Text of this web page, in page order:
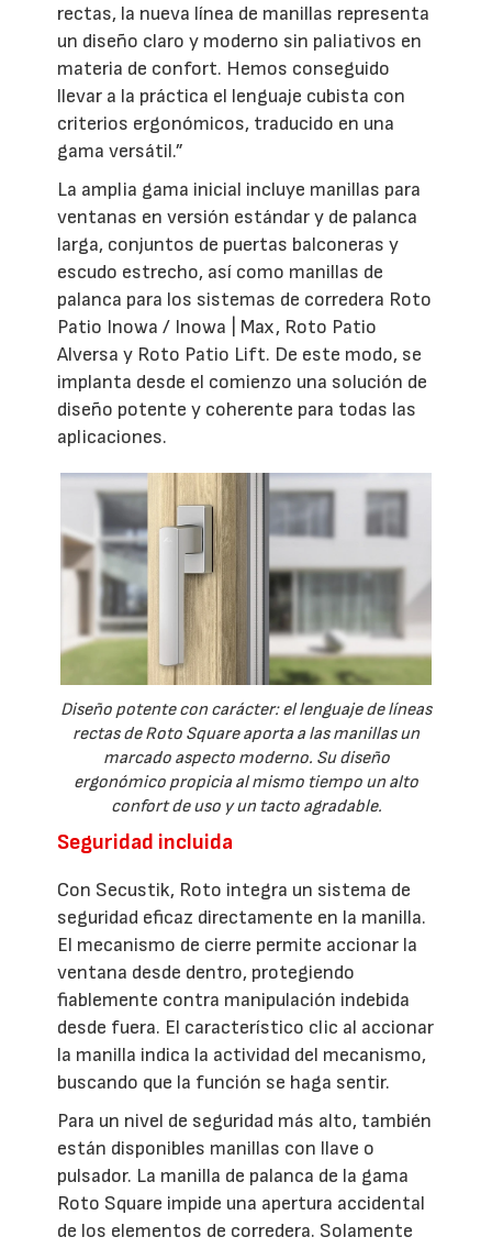
rectas, la nueva línea de manillas representa
un diseño claro y moderno sin paliativos en
materia de confort. Hemos conseguido
llevar a la práctica el lenguaje cubista con
criterios ergonómicos, traducido en una
gama versátil.”
La amplia gama inicial incluye manillas para
ventanas en versión estándar y de palanca
larga, conjuntos de puertas balconeras y
escudo estrecho, así como manillas de
palanca para los sistemas de corredera Roto
Patio Inowa / Inowa | Max, Roto Patio
Alversa y Roto Patio Lift. De este modo, se
implanta desde el comienzo una solución de
diseño potente y coherente para todas las
aplicaciones.
Diseño potente con carácter: el lenguaje de líneas
rectas de Roto Square aporta a las manillas un
marcado aspecto moderno. Su diseño
ergonómico propicia al mismo tiempo un alto
confort de uso y un tacto agradable.
Seguridad incluida
Con Secustik, Roto integra un sistema de
seguridad eficaz directamente en la manilla.
El mecanismo de cierre permite accionar la
ventana desde dentro, protegiendo
fiablemente contra manipulación indebida
desde fuera. El característico clic al accionar
la manilla indica la actividad del mecanismo,
buscando que la función se haga sentir.
Para un nivel de seguridad más alto, también
están disponibles manillas con llave o
pulsador. La manilla de palanca de la gama
Roto Square impide una apertura accidental
de los elementos de corredera. Solamente